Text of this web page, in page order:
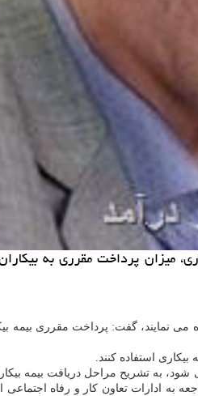
میزان پرداخت مقرری به
الان حدود ۲۶۰ هزار نفر از مقرری بیمه بیكاری استفاده
استفاده كنند.